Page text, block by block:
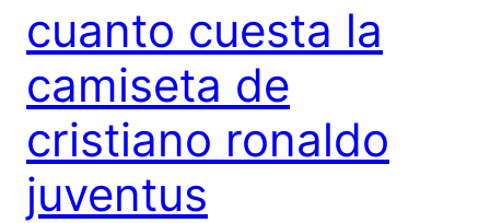
cuanto cuesta la
camiseta de
cristiano ronaldo
juventus